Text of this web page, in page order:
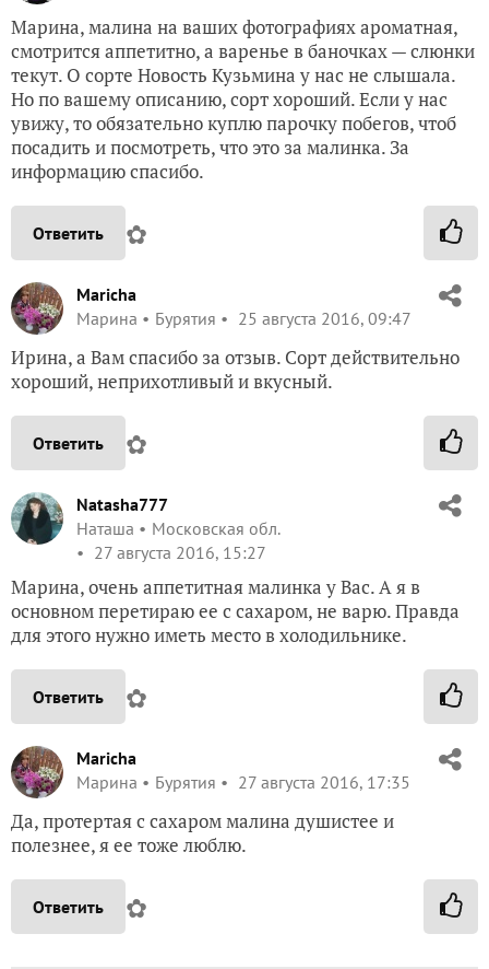
Марина, малина на ваших фотографиях ароматная,
смотрится аппетитно, а варенье в баночках — слюнки
текут. О сорте Новость Кузьмина у нас не слышала.
Но по вашему описанию, сорт хороший. Если у нас
увижу, то обязательно куплю парочку побегов, чтоб
посадить и посмотреть, что это за малинка. За
информацию спасибо.
Ответить ✿
Maricha
Марина
Бурятия 25 августа 2016, 09:47
Ирина, а Вам спасибо за отзыв. Сорт действительно
хороший, неприхотливый и вкусный.
Ответить ✿
Natasha777
Наташа
Московская обл.
27 августа 2016, 15:27
Марина, очень аппетитная малинка у Вас. А я в
основном перетираю ее с сахаром, не варю. Правда
для этого нужно иметь место в холодильнике.
Ответить ✿
Maricha
Марина
Бурятия 27 августа 2016, 17:35
Да, протертая с сахаром малина душистее и
полезнее, я ее тоже люблю.
Ответить ✿